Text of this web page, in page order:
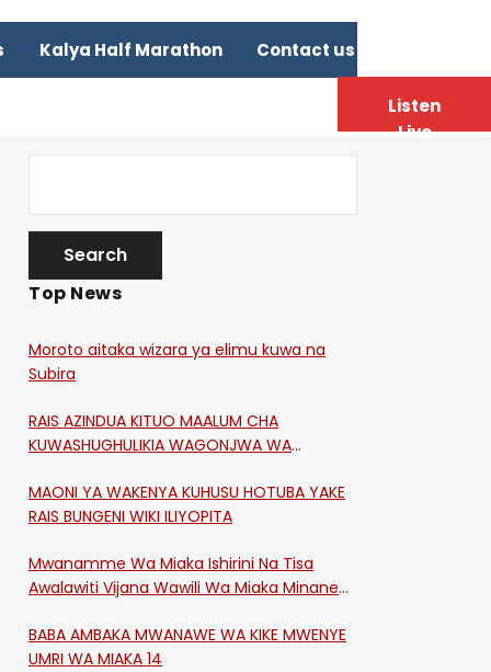
Kalya Half Marathon Contact us
Top News
Moroto aitaka wizara ya elimu kuwa na
Subira
RAIS AZINDUA KITUO MAALUM CHA
KUWASHUGHULIKIA WAGONJWA WA
MAONI YA WAKENYA KUHUSU HOTUBA YAKE
RAIS BUNGENI WIKI ILIYOPITA
Mwanamme Wa Miaka Ishirini Na Tisa
Awalawiti Vijana Wawili Wa Miaka Minane
Shikangania, Kakamega
BABA AMBAKA MWANAWE WA KIKE MWENYE
UMRI WA MIAKA 14
Listen
Live